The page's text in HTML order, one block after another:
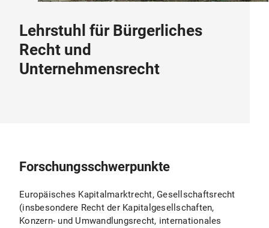
Lehrstuhl für Bürgerliches
Recht und
Unternehmensrecht
Forschungsschwerpunkte
Europäisches Kapitalmarktrecht, Gesellschaftsrecht
(insbesondere Recht der Kapitalgesellschaften,
Konzern- und Umwandlungsrecht, internationales